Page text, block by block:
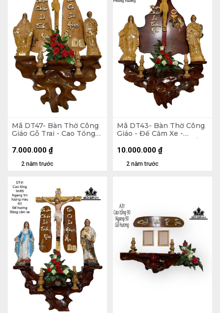
Mã DT47- Bàn Thờ Công
Giáo Gỗ Trai - Cao Tổng
40 (cm)
2 năm trước
7.000.000 ₫
Mã DT43- Bàn Thờ Công
Giáo - Đế Căm Xe -
170 Ngang 100 Tượng
2 năm trước
10.000.000 ₫